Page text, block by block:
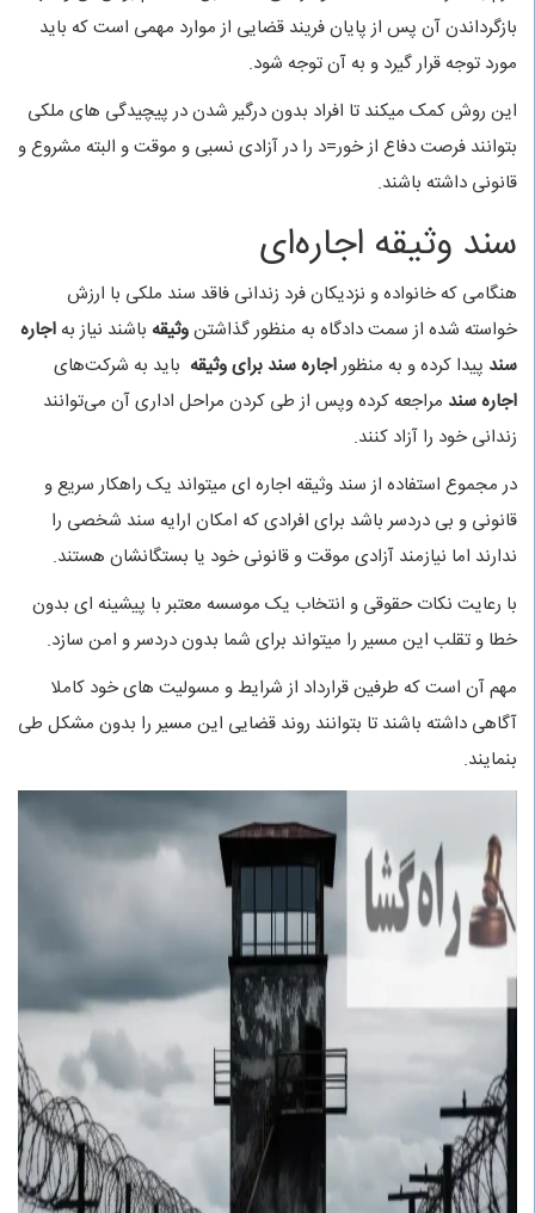
بازگرداندن آن پس از پایان فریند قضایی از موارد مهمی است که باید
مورد توجه قرار گیرد و به آن توجه شود.
این روش کمک میکند تا افراد بدون درگیر شدن در پیچیدگی های ملکی
بتوانند فرصت دفاع از خور=د را در آزادی نسبی و موقت و البته مشروع و
قانونی داشته باشند.
سند وثیقه اجاره‌ای
هنگامی که خانواده و نزدیکان فرد زندانی فاقد سند ملکی با ارزش
خواسته شده از سمت دادگاه به منظور گذاشتنوثیقه باشند نیاز به اجاره
سند پیدا کرده و به منظوراجاره سند برای وثیقه باید به شرکت‌های
اجاره سند مراجعه کرده وپس از طی کردن مراحل اداری آن می‌توانند
زندانی خود را آزاد کنند.
در مجموع استفاده از سند وثیقه اجاره ای میتواند یک راهکار سریع و
قانونی و بی دردسر باشد برای افرادی که امکان ارایه سند شخصی را
ندارند اما نیازمند آزادی موقت و قانونی خود یا بستگانشان هستند.
با رعایت نکات حقوقی و انتخاب یک موسسه معتبر با پیشینه ای بدون
خطا و تقلب این مسیر را میتواند برای شما بدون دردسر و امن سازد.
مهم آن است که طرفین قرارداد از شرایط و مسولیت های خود کاملا
آگاهی داشته باشند تا بتوانند روند قضایی این مسیر را بدون مشکل طی
بنمایند.